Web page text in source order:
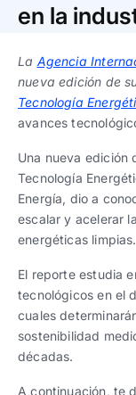
Trabaja
Ver todo
Ver todas
Ver todas
Ver todos
en la
La Agencia
nueva edición de
Tecnología
avances
Una nueva edición
Tecnología
Energía, dio a
escalar y acelerar
energéticas limpias.
El reporte estudia
tecnológicos en el
cuales
sostenibilidad
décadas.
A continuación, te